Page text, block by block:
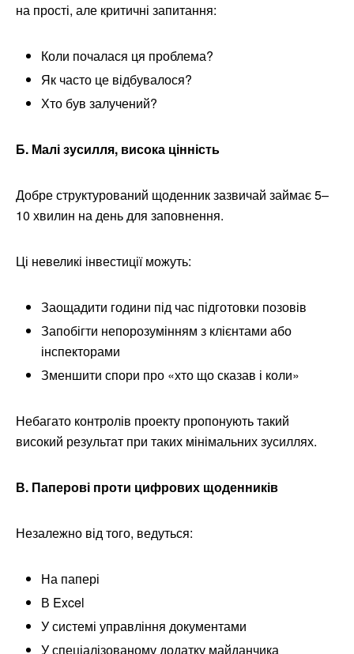
на прості, але критичні запитання:
Коли почалася ця проблема?
Як часто це відбувалося?
Хто був залучений?
Б. Малі зусилля, висока цінність
Добре структурований щоденник зазвичай займає 5–
10 хвилин на день для заповнення.
Ці невеликі інвестиції можуть:
Заощадити години під час підготовки позовів
Запобігти непорозумінням з клієнтами або
інспекторами
Зменшити спори про «хто що сказав і коли»
Небагато контролів проекту пропонують такий
високий результат при таких мінімальних зусиллях.
В. Паперові проти цифрових щоденників
Незалежно від того, ведуться:
На папері
В Excel
У системі управління документами
У спеціалізованому додатку майданчика